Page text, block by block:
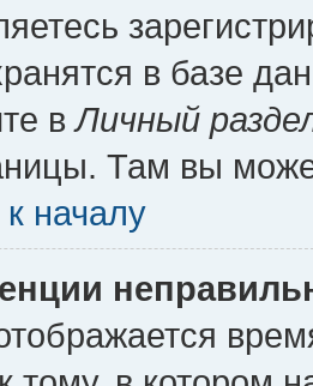
в базе
вЛичный
Там вы
началу